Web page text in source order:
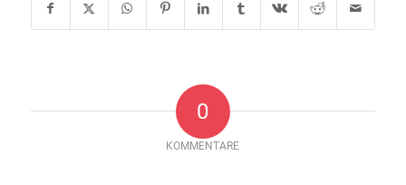
0
KOMMENTARE